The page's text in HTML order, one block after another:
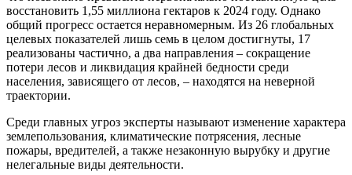
восстановить 1,55 миллиона гектаров к 2024 году. Однако
общий прогресс остается неравномерным. Из 26 глобальных
целевых показателей лишь семь в целом достигнуты, 17
реализованы частично, а два направления – сокращение
потери лесов и ликвидация крайней бедности среди
населения, зависящего от лесов, – находятся на неверной
траектории.
Среди главных угроз эксперты называют изменение характера
землепользования, климатические потрясения, лесные
пожары, вредителей, а также незаконную вырубку и другие
нелегальные виды деятельности.